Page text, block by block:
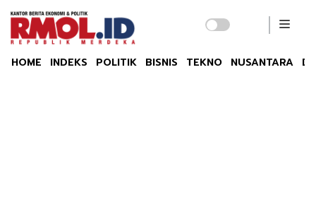
HOME INDEKS POLITIK BISNIS TEKNO NUSANTARA